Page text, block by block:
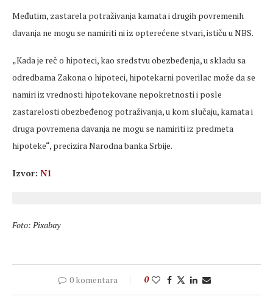
Međutim, zastarela potraživanja kamata i drugih povremenih
davanja ne mogu se namiriti ni iz opterećene stvari, ističu u NBS.
„Kada je reč o hipoteci, kao sredstvu obezbeđenja, u skladu sa
odredbama Zakona o hipoteci, hipotekarni poverilac može da se
namiri iz vrednosti hipotekovane nepokretnosti i posle
zastarelosti obezbeđenog potraživanja, u kom slučaju, kamata i
druga povremena davanja ne mogu se namiriti iz predmeta
hipoteke“, precizira Narodna banka Srbije.
Izvor: N1
Foto: Pixabay
0 komentara 0